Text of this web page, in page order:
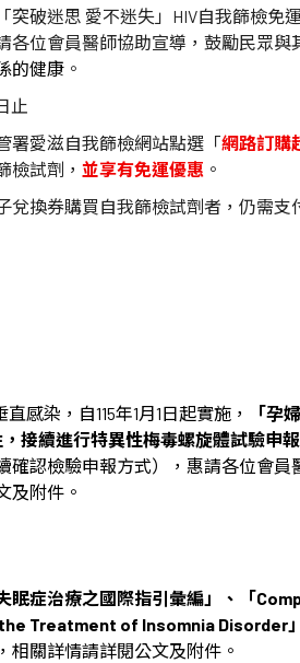
突破迷思 愛不迷失」 HIV自我篩檢免
各位會員醫師協助宣導，鼓勵民眾與
的健康 。
止
署愛滋自我篩檢網站點選「網路訂購
檢試劑， 並享有免運優惠 。
兌換券購買自我篩檢試劑者，仍需支
直感染，自115年1月 1日起實施，
「孕
接續進行特異性梅毒螺旋體試驗申報
確認檢驗申報方式），惠請各位會員
及附件。
失眠症治療之國際指引彙編」、「
Treatment of Insomnia Disorder 」
相關詳情請詳閱公文及附件。